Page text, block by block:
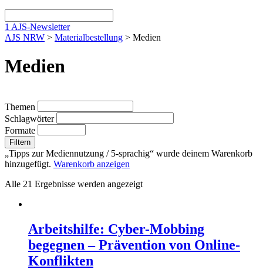
1 AJS-Newsletter
AJS NRW > Materialbestellung > Medien
Medien
Themen
Schlagwörter
Formate
Filtern
„Tipps zur Mediennutzung / 5-sprachig“ wurde deinem Warenkorb
hinzugefügt. Warenkorb anzeigen
Alle 21 Ergebnisse werden angezeigt
Arbeitshilfe: Cyber-Mobbing
begegnen – Prävention von Online-
Konflikten